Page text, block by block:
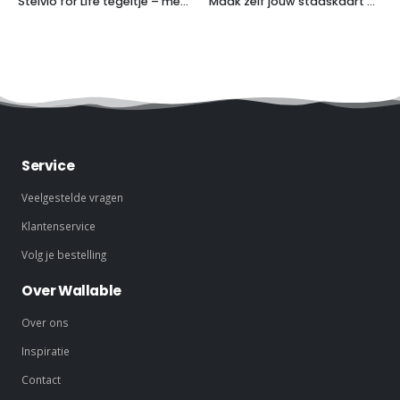
Service
Veelgestelde vragen
Klantenservice
Volg je bestelling
Over Wallable
Over ons
Inspiratie
Contact